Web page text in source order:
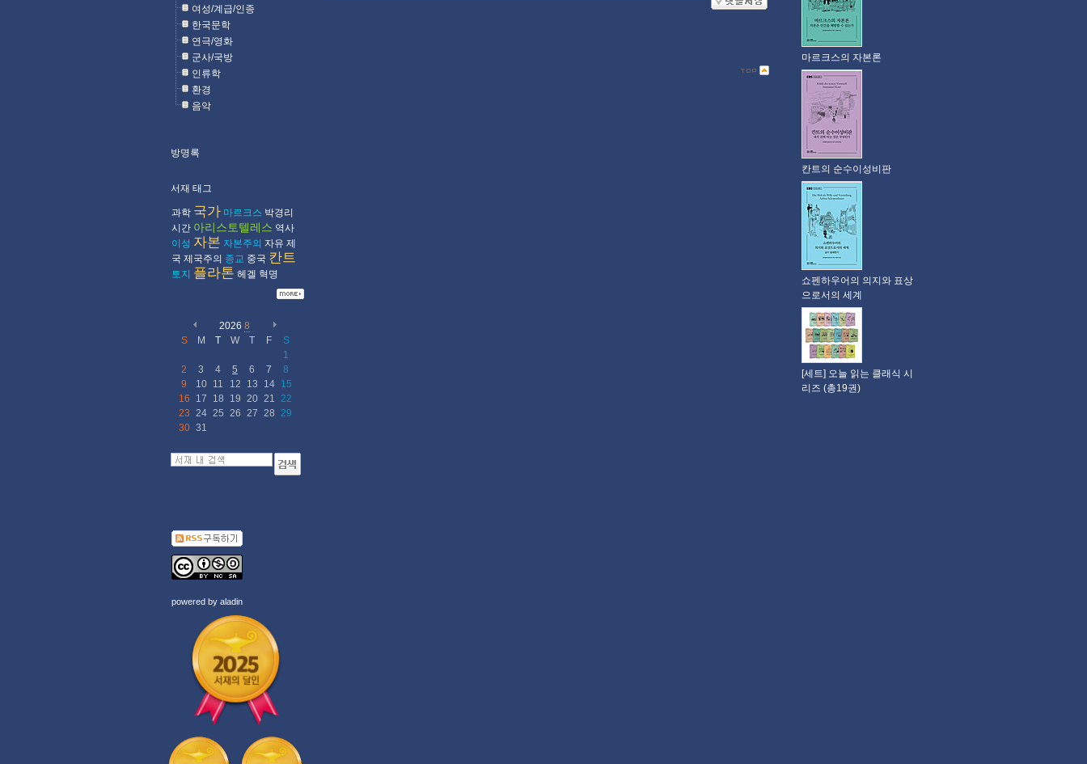
여성/계급/인종
한국문학
연극/영화
군사/국방
인류학
환경
음악
방명록
서재 태그
과학 국가 마르크스 박경리
시간 아리스토텔레스 역사
이성 자본 자본주의 자유 제
국 제국주의 종교 중국 칸트
토지 플라톤 헤겔 혁명
2026 8
S
M T W T F
S
1
2
3 4 5 6 7
8
9
10 11 12 13 14
15
16
17 18 19 20 21 22
23 24 25 26 27 28 29
30 31
powered by aladin
마르크스의 자본론
칸트의 순수이성비판
쇼펜하우어의 의지와 표상
으로서의 세계
[세트] 오늘 읽는 클래식 시
리즈 (총19권)